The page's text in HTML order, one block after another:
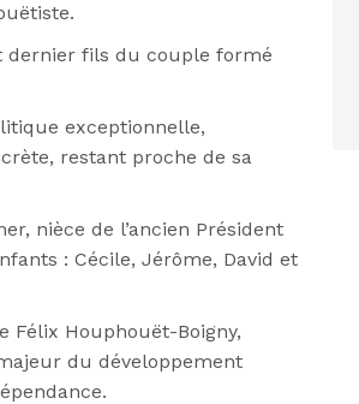
dernier fils du couple formé
exceptionnelle,
restant proche de sa
nièce de l’ancien Président
: Cécile, Jérôme, David et
Félix Houphouët-Boigny,
du développement